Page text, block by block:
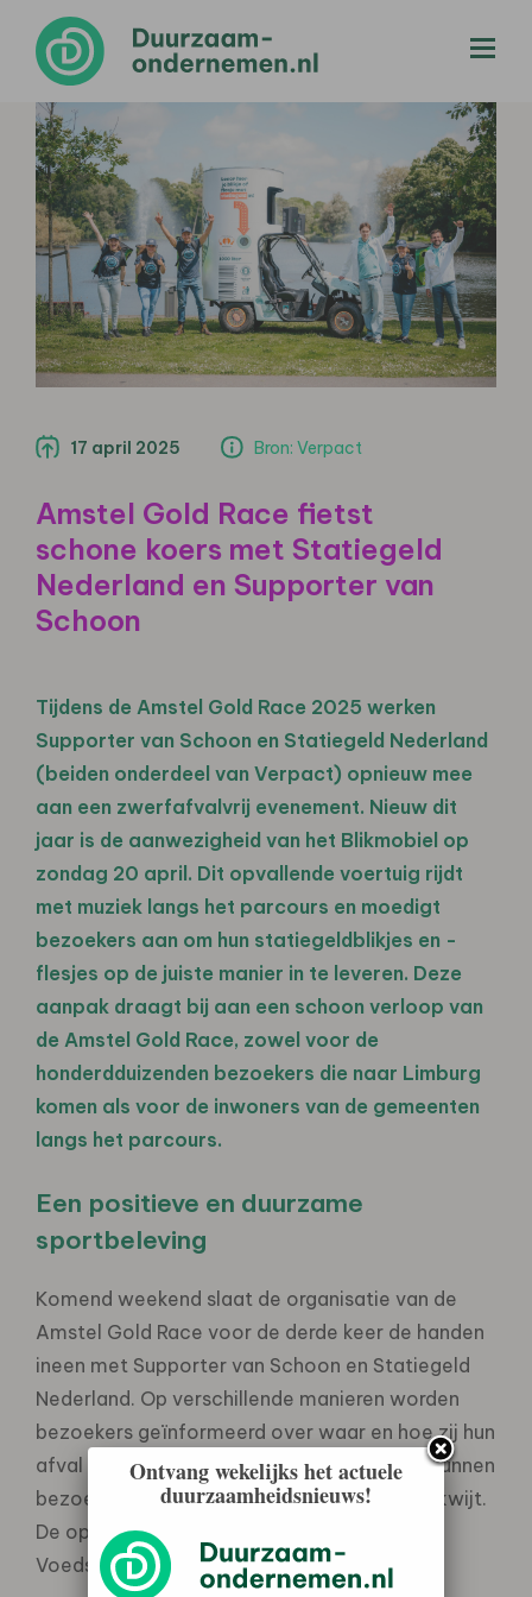
17 april 2025 Bron: Verpact
Amstel Gold Race fietst
schone koers met Statiegeld
Nederland en Supporter van
Schoon
Tijdens de Amstel Gold Race 2025 werken
Supporter van Schoon en Statiegeld Nederland
(beiden onderdeel van Verpact) opnieuw mee
aan een zwerfafvalvrij evenement. Nieuw dit
jaar is de aanwezigheid van het Blikmobiel op
zondag 20 april. Dit opvallende voertuig rijdt
met muziek langs het parcours en moedigt
bezoekers aan om hun statiegeldblikjes en -
flesjes op de juiste manier in te leveren. Deze
aanpak draagt bij aan een schoon verloop van
de Amstel Gold Race, zowel voor de
honderdduizenden bezoekers die naar Limburg
komen als voor de inwoners van de gemeenten
langs het parcours.
Een positieve en duurzame
sportbeleving
Komend weekend slaat de organisatie van de
Amstel Gold Race voor de derde keer de handen
ineen met Supporter van Schoon en Statiegeld
Nederland. Op verschillende manieren worden
bezoekers geïnformeerd over waar en hoe zij hun
afval kunnen weggooien. In het blikmobiel kunnen
bezoekers hun statiegeldflesjes- en blikjes kwijt.
De opbrengst wordt gedoneerd aan de
Voedselbank.
Ontvang wekelijks het actuele
duurzaamheidsnieuws!